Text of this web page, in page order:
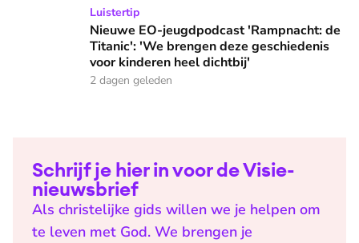
Nieuwe EO-jeugdpodcast 'Rampnacht: de Titanic': 'We
Luistertip
Nieuwe EO-jeugdpodcast 'Rampnacht: de
Titanic': 'We brengen deze geschiedenis
voor kinderen heel dichtbij'
2 dagen geleden
Schrijf je hier in voor de Visie-
nieuwsbrief
Als christelijke gids willen we je helpen om
te leven met God. We brengen je